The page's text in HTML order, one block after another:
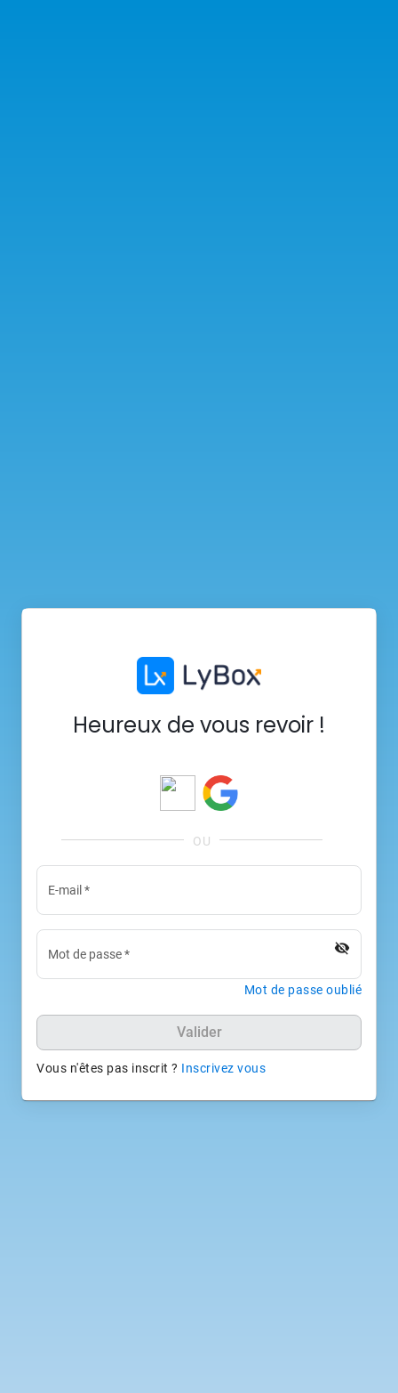
Heureux de vous revoir !
E-mail *
Mot de passe* visibility_off
Mot de passe oublié
Valider
Vous n'êtes pas inscrit ? Inscrivez vous